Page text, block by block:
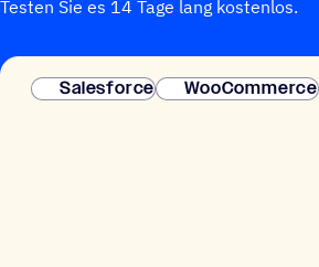
Testen Sie es 14 Tage lang kostenlos.
Salesforce
WooCommerce